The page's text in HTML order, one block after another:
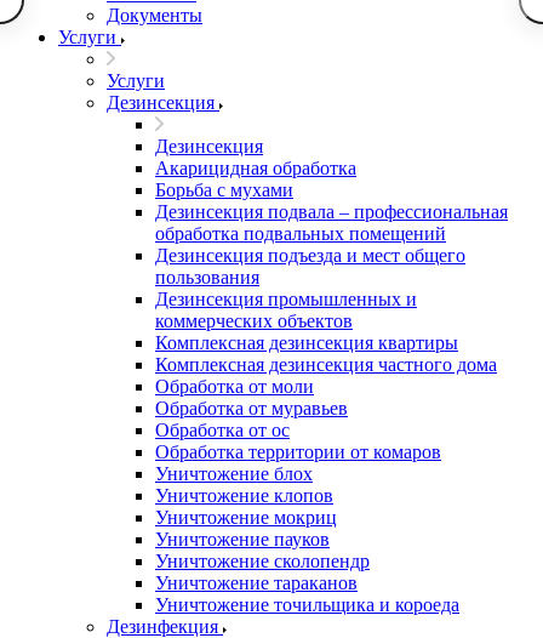
Документы
Услуги
Услуги
Дезинсекция
Дезинсекция
Акарицидная обработка
Борьба с мухами
Дезинсекция подвала – профессиональная
обработка подвальных помещений
Дезинсекция подъезда и мест общего
пользования
Дезинсекция промышленных и
коммерческих объектов
Комплексная дезинсекция квартиры
Комплексная дезинсекция частного дома
Обработка от моли
Обработка от муравьев
Обработка от ос
Обработка территории от комаров
Уничтожение блох
Уничтожение клопов
Уничтожение мокриц
Уничтожение пауков
Уничтожение сколопендр
Уничтожение тараканов
Уничтожение точильщика и короеда
Дезинфекция